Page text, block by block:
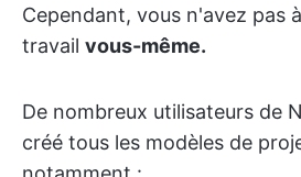
Cependant, vous n'avez pas
travail vous-même.
De nombreux utilisateurs de
créé tous les modèles de